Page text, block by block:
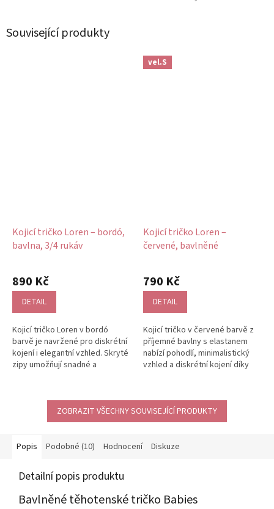
Související produkty
Kojicí tričko Loren – bordó,
bavlna, 3/4 rukáv
hodnocení
produktu
5,0
5
hvězdiček.
890 Kč
DETAIL
Kojicí tričko Loren v bordó
barvě je navržené pro diskrétní
kojení i elegantní vzhled. Skryté
zipy umožňují snadné a
vel.S
Kojicí tričko Loren –
červené, bavlněné
hodnocení
produktu
5,0
5
hvězdiček.
790 Kč
DETAIL
Kojicí tričko v červené barvě z
příjemné bavlny s elastanem
nabízí pohodlí, minimalistický
vzhled a diskrétní kojení díky
ZOBRAZIT VŠECHNY SOUVISEJÍCÍ PRODUKTY
Popis Podobné (10) Hodnocení Diskuze
Detailní popis produktu
Bavlněné těhotenské tričko Babies